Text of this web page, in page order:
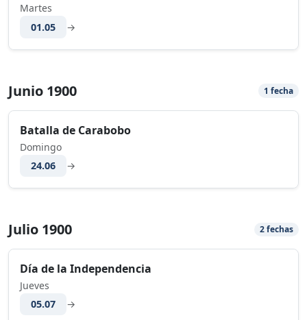
Martes
01.05
→
Junio 1900 1 fecha
Batalla de Carabobo
Domingo
24.06
→
Julio 1900 2 fechas
Día de la Independencia
Jueves
05.07
→